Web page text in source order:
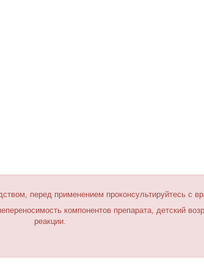
перед применением проконсультируйтесь с
компонентов препарата, детский
реакции.